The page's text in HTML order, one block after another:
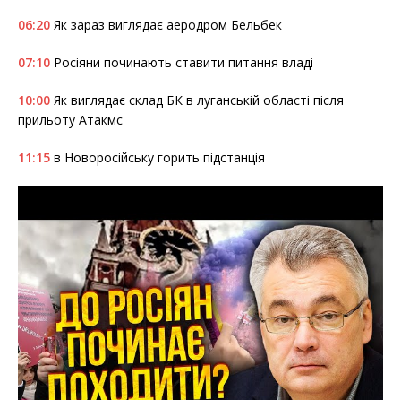
06:20 Як зараз виглядає аеродром Бельбек
07:10 Росіяни починають ставити питання владі
10:00 Як виглядає склад БК в луганській області після
прильоту Атакмс
11:15 в Новоросійську горить підстанція